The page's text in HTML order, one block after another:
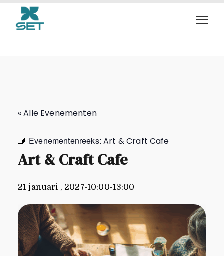
Art & Craft Cafe
« Alle Evenementen
Evenementenreeks:Art & Craft Cafe
Art & Craft Cafe
21 januari , 2027-10:00-13:00